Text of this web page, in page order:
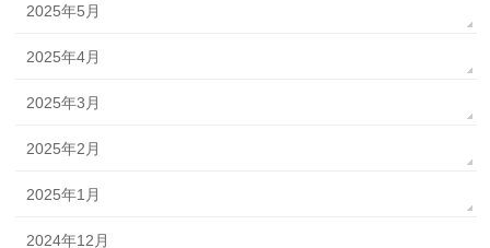
2025年5月
2025年4月
2025年3月
2025年2月
2025年1月
2024年12月